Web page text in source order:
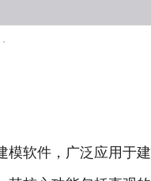
软件，广泛应用于